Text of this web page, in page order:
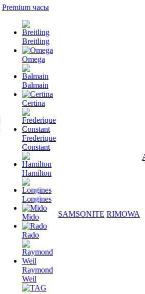
Premium часы
Breitling
Omega
Balmain
Certina
Frederique
Constant
Hamilton
Longines
Mido
Rado
Raymond
Weil
SAMSONITE RIMOWA